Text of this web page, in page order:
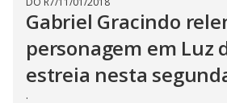
Gabriel Gracindo
personagem em Luz
estreia nesta
.